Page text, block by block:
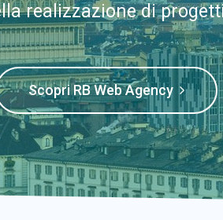
realizzazione di
Scopri RB Web Agency